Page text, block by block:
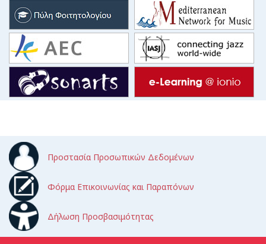
Προστασία Προσωπικών Δεδομένων
Φόρμα Επικοινωνίας και Παραπόνων
Δήλωση Προσβασιμότητας